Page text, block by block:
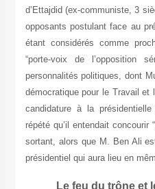
d’Ettajdid (ex-communiste, 3
opposants postulant face au
étant considérés comme
“porte-voix de l’opposition
personnalités politiques, dont
démocratique pour le Travail
candidature à la
répété qu’il entendait concourir
sortant, alors que M. Ben Ali
présidentiel qui aura lieu en
Le feu du trône